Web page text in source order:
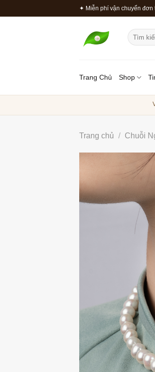
qua
✦ Miễn phí vận chuyển đơn
Tìm
kiếm:
Trang Chủ Shop
Trang chủ / Chuỗi